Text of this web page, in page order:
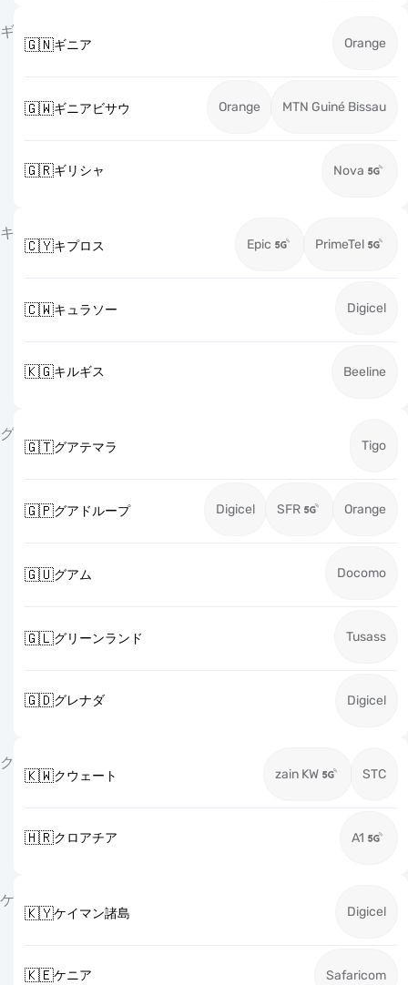
ギ
🇬🇳ギニア Orange
🇬🇼ギニアビサウ Orange MTN Guiné Bissau
🇬🇷ギリシャ Nova
キ
🇨🇾キプロス Epic PrimeTel
🇨🇼キュラソー Digicel
🇰🇬キルギス Beeline
グ
🇬🇹グアテマラ Tigo
🇬🇵グアドループ Digicel SFR Orange
🇬🇺グアム Docomo
🇬🇱グリーンランド Tusass
🇬🇩グレナダ Digicel
ク
🇰🇼クウェート zain KW STC
🇭🇷クロアチア A1
ケ
🇰🇾ケイマン諸島 Digicel
🇰🇪ケニア Safaricom